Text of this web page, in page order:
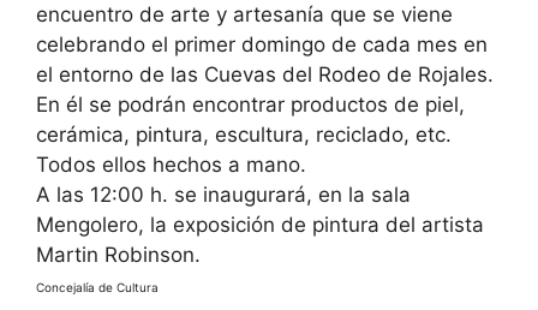
encuentro de arte y artesanía que se viene
celebrando el primer domingo de cada mes en
el entorno de las Cuevas del Rodeo de Rojales.
En él se podrán encontrar productos de piel,
cerámica, pintura, escultura, reciclado, etc.
Todos ellos hechos a mano.
A las 12:00 h. se inaugurará, en la sala
Mengolero, la exposición de pintura del artista
Martin Robinson.
Concejalía de Cultura